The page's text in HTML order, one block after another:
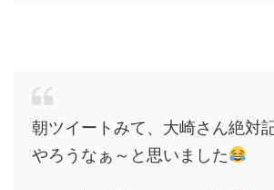
朝ツイートみて、大崎さん絶対
やろうなぁ～と思いました